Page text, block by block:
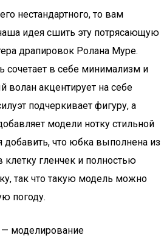
нестандартного, то вам
идея сшить эту потрясающую
драпировок Ролана Муре.
сочетает в себе минимализм и
волан акцентирует на себе
подчеркивает фигуру, а
модели нотку стильной
добавить, что юбка выполнена из
клетку гленчек и полностью
так что такую модель можно
погоду.
моделирование